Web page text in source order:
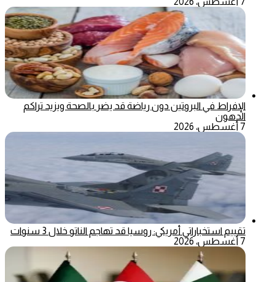
الإفراط في البروتين دون رياضة قد يضر بالصحة ويزيد تراكم
الدهون
7 أغسطس، 2026
تقييم استخباراتي أمريكي: روسيا قد تهاجم الناتو خلال 3 سنوات
7 أغسطس، 2026